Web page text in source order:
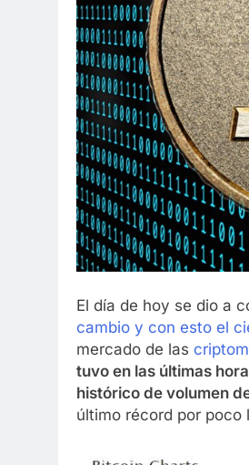
El día de hoy se dio a
cambio y con esto el
mercado de las
tuvo en las últimas
histórico de volumen
último récord por poco